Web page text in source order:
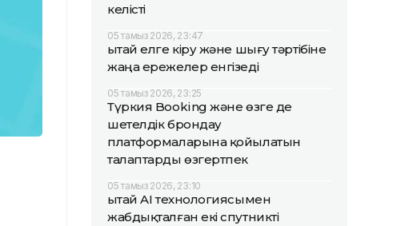
келісті
05 тамыз 2026, 23:47
Қытай елге кіру және шығу тәртібіне
жаңа ережелер енгізеді
05 тамыз 2026, 23:25
Түркия Booking және өзге де
шетелдік брондау
платформаларына қойылатын
талаптарды өзгертпек
05 тамыз 2026, 23:10
Қытай AI технологиясымен
жабдықталған екі спутникті